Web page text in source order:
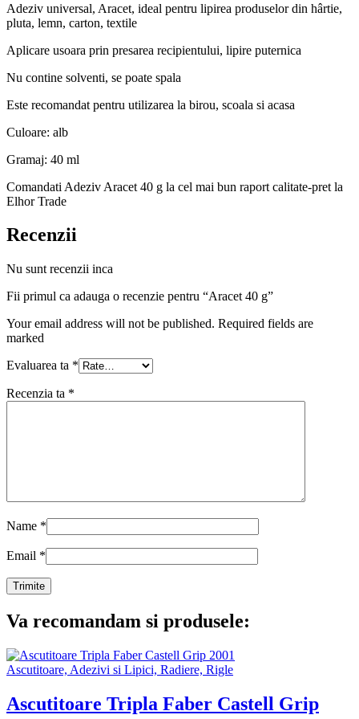
Adeziv universal, Aracet, ideal pentru lipirea produselor din hârtie,
pluta, lemn, carton, textile
Aplicare usoara prin presarea recipientului, lipire puternica
Nu contine solventi, se poate spala
Este recomandat pentru utilizarea la birou, scoala si acasa
Culoare: alb
Gramaj: 40 ml
Comandati Adeziv Aracet 40 g la cel mai bun raport calitate-pret la
Elhor Trade
Recenzii
Nu sunt recenzii inca
Fii primul ca adauga o recenzie pentru “Aracet 40 g”
Your email address will not be published. Required fields are
marked
Evaluarea ta *
Recenzia ta *
Name *
Email *
Va recomandam si produsele:
Ascutitoare, Adezivi si Lipici, Radiere, Rigle
Ascutitoare Tripla Faber Castell Grip